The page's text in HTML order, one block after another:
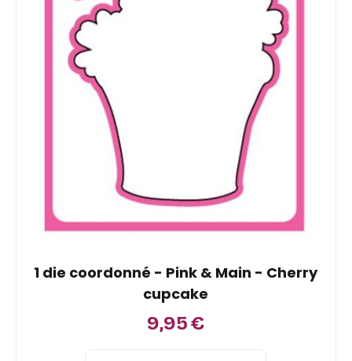
1 die coordonné - Pink & Main - Cherry
cupcake
9,95€